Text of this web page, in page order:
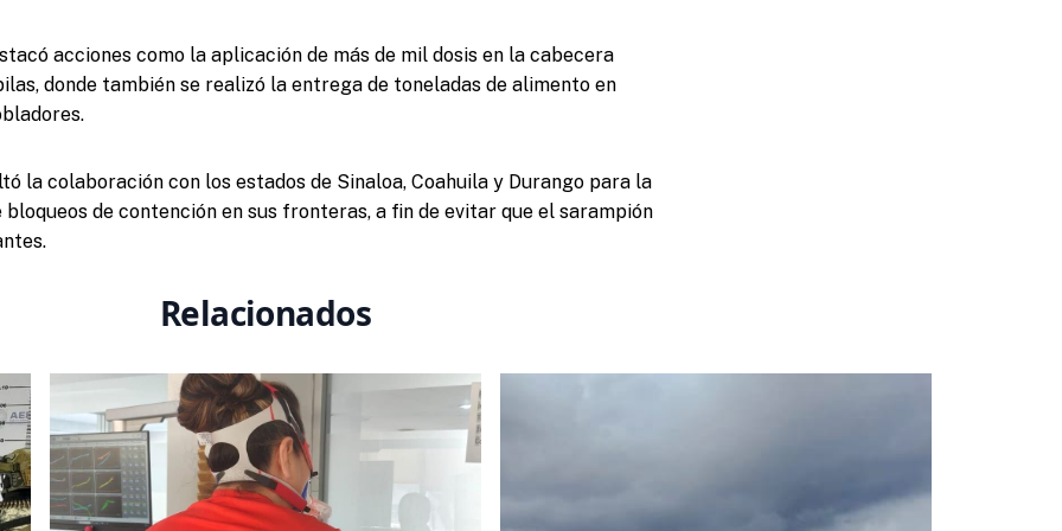
acciones como la aplicación de más de mil dosis en la cabecera
donde también se realizó la entrega de toneladas de alimento en
la colaboración con los estados de Sinaloa, Coahuila y Durango para la
de contención en sus fronteras, a fin de evitar que el sarampión
Relacionados